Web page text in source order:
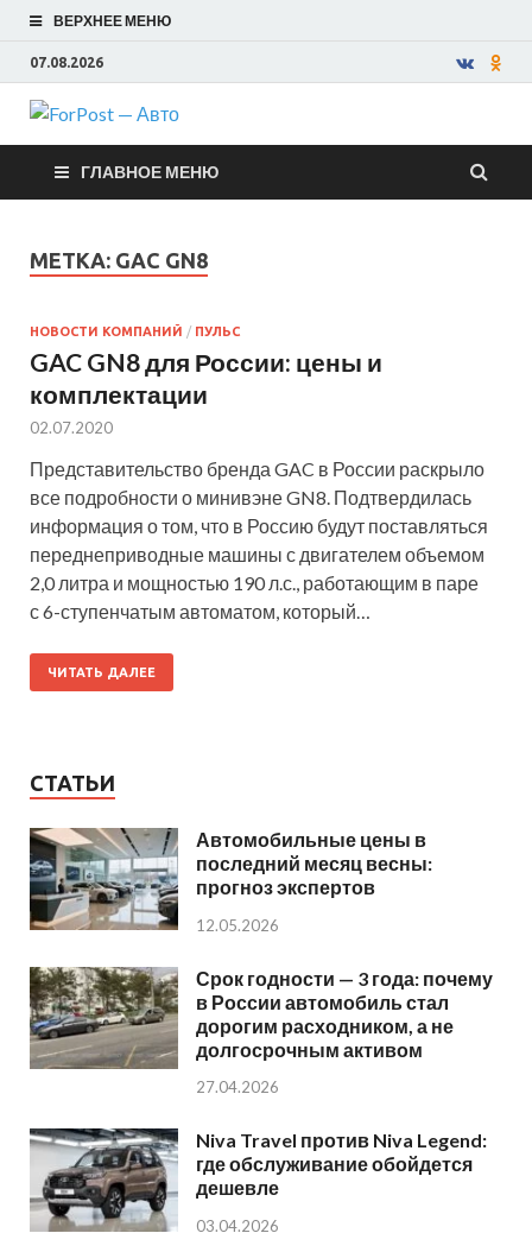
ВЕРХНЕЕ МЕНЮ
07.08.2026
ForPost —
Авто
ГЛАВНОЕ МЕНЮ
МЕТКА: GAC GN8
НОВОСТИ КОМПАНИЙ / ПУЛЬС
GAC GN8 для России: цены и
комплектации
02.07.2020
Представительство бренда GAC в России раскрыло
все подробности о минивэне GN8. Подтвердилась
информация о том, что в Россию будут поставляться
переднеприводные машины с двигателем объемом
2,0 литра и мощностью 190 л.с., работающим в паре
с 6-ступенчатым автоматом, который…
ЧИТАТЬ ДАЛЕЕ
СТАТЬИ
Автомобильные цены в
последний месяц весны:
прогноз экспертов
12.05.2026
Срок годности — 3 года: почему
в России автомобиль стал
дорогим расходником, а не
долгосрочным активом
27.04.2026
Niva Travel против Niva Legend:
где обслуживание обойдется
дешевле
03.04.2026